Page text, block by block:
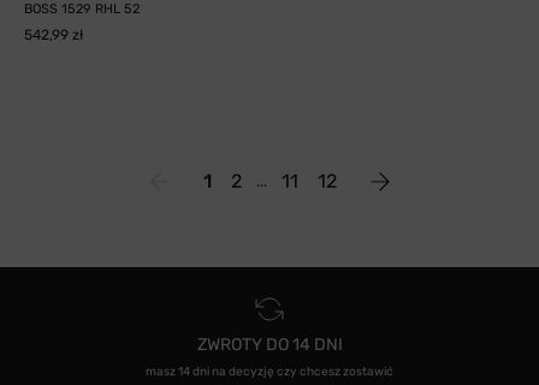
BOSS 1529 RHL 52
542,99 zł
1 2 11 12
ZWROTY DO 14 DNI
masz 14 dni na decyzję czy chcesz zostawić